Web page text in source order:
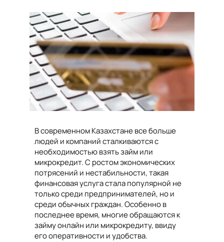
В современном Казахстане все больше
людей и компаний сталкиваются с
необходимостью взять займ или
микрокредит. С ростом экономических
потрясений и нестабильности, такая
финансовая услуга стала популярной не
только среди предпринимателей, но и
среди обычных граждан. Особенно в
последнее время, многие обращаются к
займу онлайн или микрокредиту, ввиду
его оперативности и удобства.